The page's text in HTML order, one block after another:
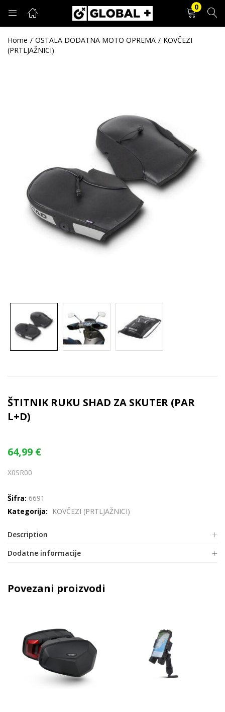
0
PRIJAVA REGISTRACIJA
Prijava
Zaboravljena lozinka?
Home OSTALA DODATNA MOTO OPREMA
KOVČEZI
(PRTLJAŽNICI)
ŠTITNIK RUKU SHAD ZA SKUTER (PAR
L+D)
64,99 €
X0SR00
Šifra: 6691
Kategorija:
KOVČEZI (PRTLJAŽNICI)
Description
Dodatne informacije
Povezani proizvodi